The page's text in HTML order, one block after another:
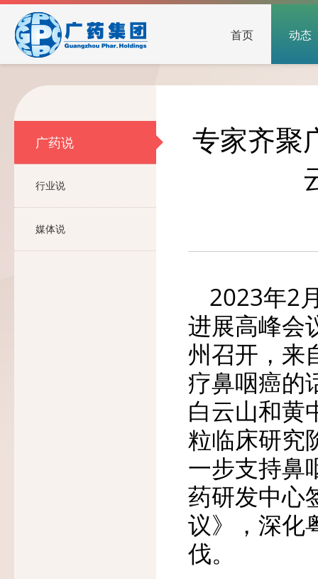
首页 动态
广药说
行业说
媒体说
专家齐聚
2023年2
进展高峰会
州召开，来
疗鼻咽癌的
白云山和黄
粒临床研究
一步支持鼻
药研发中心
议》，深化
伐。